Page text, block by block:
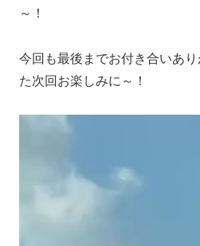
～！
今回も最後までお付き合いあ
た次回お楽しみに～！